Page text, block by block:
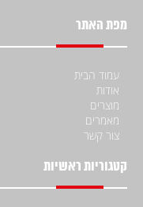
מפת האתר
עמוד הבית
אודות
מוצרים
מאמרים
צור קשר
קטגוריות ראשיות